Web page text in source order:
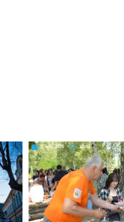
5. kol. 2026 12:40